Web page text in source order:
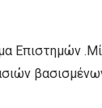
Επιστημών